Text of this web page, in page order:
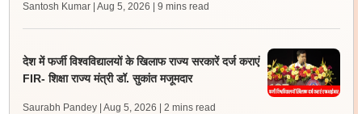
Santosh Kumar | Aug 5, 2026 | 9 mins read
देश में फर्जी विश्वविद्यालयों के खिलाफ राज्य सरकारें दर्ज कराएं
FIR- शिक्षा राज्य मंत्री डॉ. सुकांत मजूमदार
Saurabh Pandey | Aug 5, 2026 | 2 mins read